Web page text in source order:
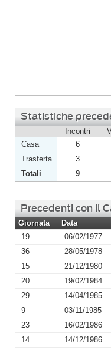
Statistiche
Incontri
Casa
6
Trasferta
3
Totali
9
Precedenti con il
Giornata Data
19
06/02/1977
36
28/05/1978
15
21/12/1980
20
19/02/1984
29
14/04/1985
9
03/11/1985
23
16/02/1986
14
14/12/1986